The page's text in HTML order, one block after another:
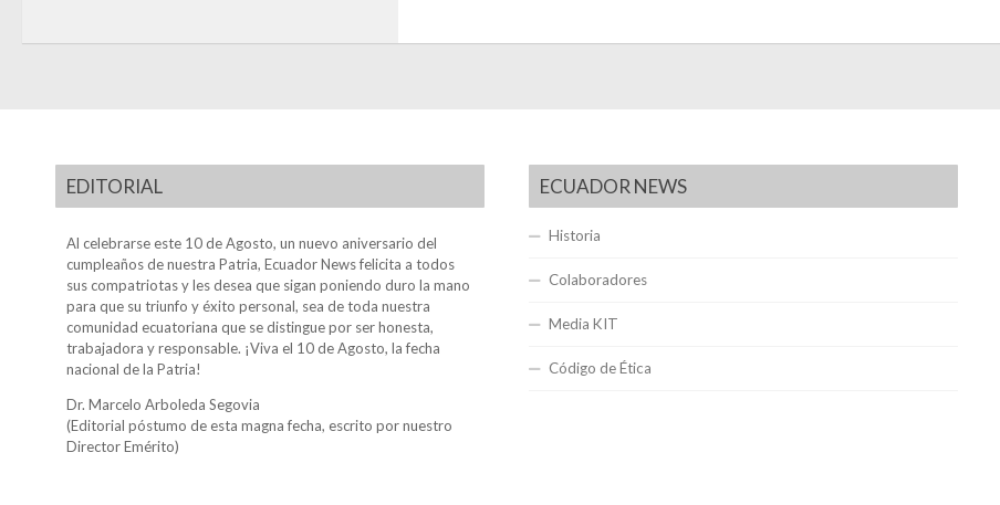
EDITORIAL
Al celebrarse este 10 de Agosto, un nuevo aniversario del
cumpleaños de nuestra Patria, Ecuador News felicita a todos
sus compatriotas y les desea que sigan poniendo duro la mano
para que su triunfo y éxito personal, sea de toda nuestra
comunidad ecuatoriana que se distingue por ser honesta,
trabajadora y responsable. ¡Viva el 10 de Agosto, la fecha
nacional de la Patria!
Dr. Marcelo Arboleda Segovia
(Editorial póstumo de esta magna fecha, escrito por nuestro
Director Emérito)
ECUADOR NEWS
Historia
Colaboradores
Media KIT
Código de Ética